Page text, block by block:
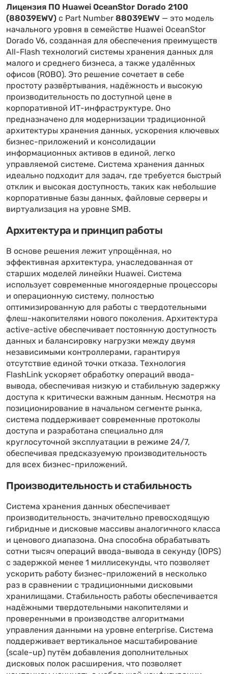
Лицензия ПО Huawei OceanStor Dorado 2100
(88039EWV)с Part Number88039EWV — это модель
начального уровня в семействе Huawei OceanStor
Dorado V6, созданная для обеспечения преимуществ
All-Flash технологий системы хранения данных для
малого и среднего бизнеса, а также удалённых
офисов (ROBO). Это решение сочетает в себе
простоту развёртывания, надёжность и высокую
производительность по доступной цене в
корпоративной ИТ-инфраструктуре. Оно
предназначено для модернизации традиционной
архитектуры хранения данных, ускорения ключевых
бизнес-приложений и консолидации
информационных активов в единой, легко
управляемой системе. Система хранения данных
идеально подходит для задач, где требуется быстрый
отклик и высокая доступность, таких как небольшие
корпоративные базы данных, файловые серверы и
виртуализация на уровне SMB.
Архитектура и принцип работы
В основе решения лежит упрощённая, но
эффективная архитектура, унаследованная от
старших моделей линейки Huawei. Система
использует современные многоядерные процессоры
и операционную систему, полностью
оптимизированную для работы с твердотельными
флеш-накопителями нового поколения. Архитектура
active-active обеспечивает постоянную доступность
данных и балансировку нагрузки между двумя
независимыми контроллерами, гарантируя
отсутствие единой точки отказа. Технология
FlashLink ускоряет обработку операций ввода-
вывода, обеспечивая низкую и стабильную задержку
доступа к критически важным данным. Несмотря на
позиционирование в начальном сегменте рынка,
система поддерживает современные протоколы
доступа и разработана специально для
круглосуточной эксплуатации в режиме 24/7,
обеспечивая предсказуемую производительность
для всех бизнес-приложений.
Производительность и стабильность
Система хранения данных обеспечивает
производительность, значительно превосходящую
гибридные и дисковые массивы аналогичного класса
и ценового диапазона. Она способна обрабатывать
сотни тысяч операций ввода-вывода в секунду (IOPS)
с задержкой менее 1 миллисекунды, что позволяет
ускорить работу бизнес-приложений в несколько
раз в сравнении с традиционными дисковыми
хранилищами. Стабильность работы обеспечивается
надёжными твердотельными накопителями и
проверенными в производстве алгоритмами
управления данными на уровне enterprise. Система
поддерживает вертикальное масштабирование
(scale-up) путём добавления дополнительных
дисковых полок расширения, что позволяет